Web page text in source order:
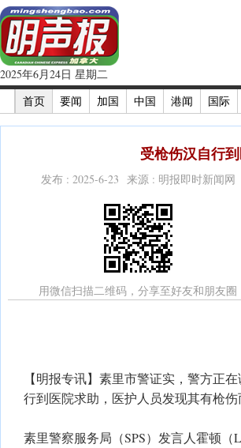
2025年6月24日 星期二
首页
要闻 加国 中国 港闻 国际
受枪伤汉自行
发布 : 2025-6-23 来源 : 明报即时新闻网
用微信扫描二维码，分享至好友和朋友圈
【明报专讯】素里市警证实，警方正
行到医院求助，医护人员发现其有枪伤
素里警察服务局（SPS）发言人霍顿（